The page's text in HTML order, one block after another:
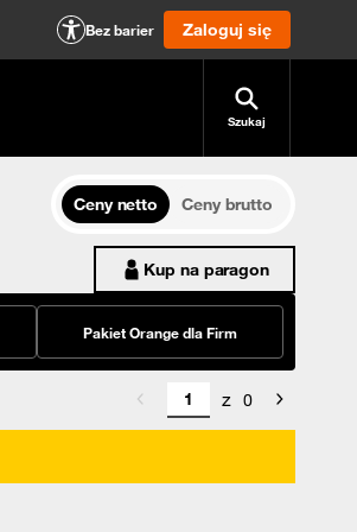
Bez barier Zaloguj się
Szukaj
Ceny netto
Ceny brutto
Kup na paragon
Pakiet Orange dla Firm
z 0